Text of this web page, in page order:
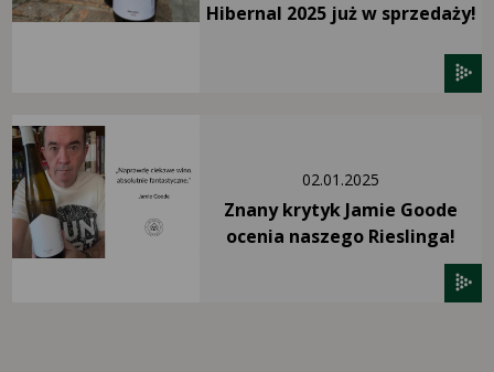
Hibernal 2025 już w sprzedaży!
02.01.2025
Znany krytyk Jamie Goode
ocenia naszego Rieslinga!